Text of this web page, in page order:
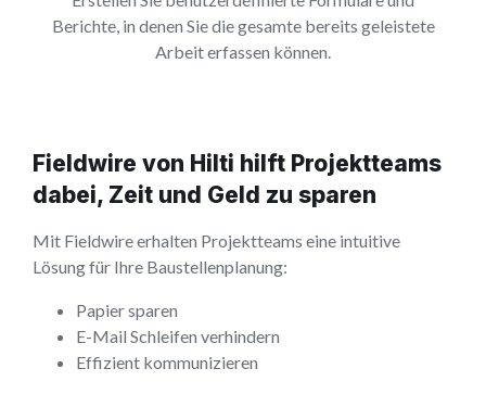
Berichte, in denen Sie die gesamte bereits geleistete
Arbeit erfassen können.
Fieldwire von Hilti hilft Projektteams
dabei, Zeit und Geld zu sparen
Mit Fieldwire erhalten Projektteams eine intuitive
Lösung für Ihre Baustellenplanung:
Papier sparen
E-Mail Schleifen verhindern
Effizient kommunizieren